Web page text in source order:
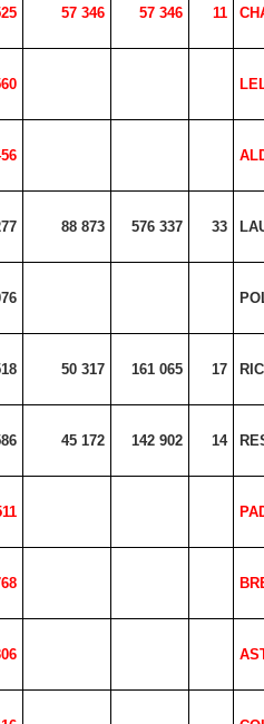
57 346 57 346 11
88 873 576 337 33
50 317 161 065 17
45 172 142 902 14